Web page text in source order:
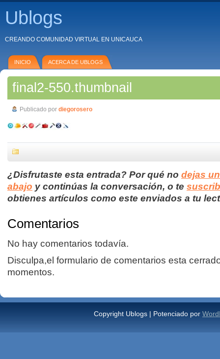
Ublogs
CREANDO COMUNIDAD VIRTUAL EN UNICAUCA
INICIO ACERCA DE UBLOGS
final2-550.thumbnail
Publicado por diegorosero
¿Disfrutaste esta entrada? Por qué no dejas
abajo y continúas la conversación, o te
obtienes artículos como este enviados a tu
Comentarios
No hay comentarios todavía.
Disculpa,el formulario de comentarios esta
momentos.
Copyright Ublogs | Potenciado por